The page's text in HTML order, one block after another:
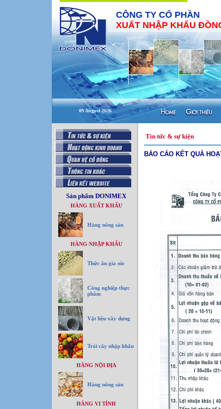
CÔNG TY CỔ PHẦN
XUẤT NHẬP KHẨU
09 August 2026
Sản phẩm DONIMEX
HÀNG XUẤT KHẨU
Hàng nông sản
HÀNG NHẬP KHẨU
Thức ăn gia súc
Công nghiệp thực
phẩm
Vật liệu xây dựng
Trái cây nhập khẩu
HÀNG NỘI ĐỊA
Hàng nông sản
HÀNG VI TÍNH
Tin tức & sự kiện
BÁO CÁO KẾT QUẢ